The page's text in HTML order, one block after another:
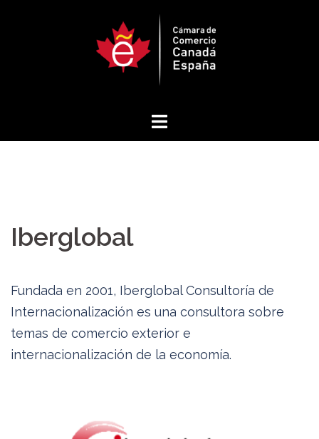
Iberglobal
Fundada en 2001, Iberglobal Consultoría de
Internacionalización es una consultora sobre
temas de comercio exterior e
internacionalización de la economía.